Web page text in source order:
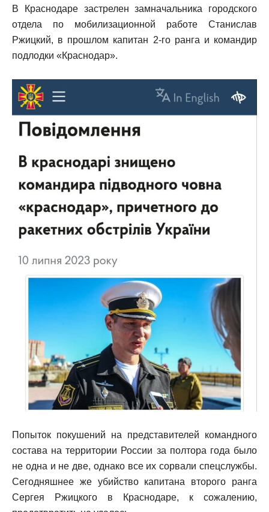
В Краснодаре застрелен замначальника городского
отдела по мобилизационной работе Станислав
Ржицкий, в прошлом капитан 2-го ранга и командир
подлодки «Краснодар».
Попыток покушений на представителей командного
состава на территории России за полтора года было
не одна и не две, однако все их сорвали спецслужбы.
Сегодняшнее же убийство капитана второго ранга
Сергея Ржицкого в Краснодаре, к сожалению,